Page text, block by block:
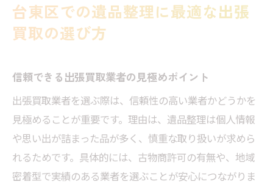
遺品買取と不用品処分が同時にできる出張
買取
便利さ
家具や家電も査定できる出張買取の流れ
台東区で出張買取を利用する際の注意点
出張買取サービスで遺品整理を効率化しよ
う
台東区で遺品整理を進めるための出張買取方法
台東区での遺品整理に最適な出張
買取の選び方
信頼できる出張買取業者の見極めポイント
出張買取業者を選ぶ際は、信頼性の高い業者かどうかを
見極めることが重要です。理由は、遺品整理は個人情報
や思い出が詰まった品が多く、慎重な取り扱いが求めら
れるためです。具体的には、古物商許可の有無や、地域
密着型で実績のある業者を選ぶことが安心につながりま